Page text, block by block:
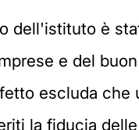
dell'istituto è
e del
escluda che
la fiducia